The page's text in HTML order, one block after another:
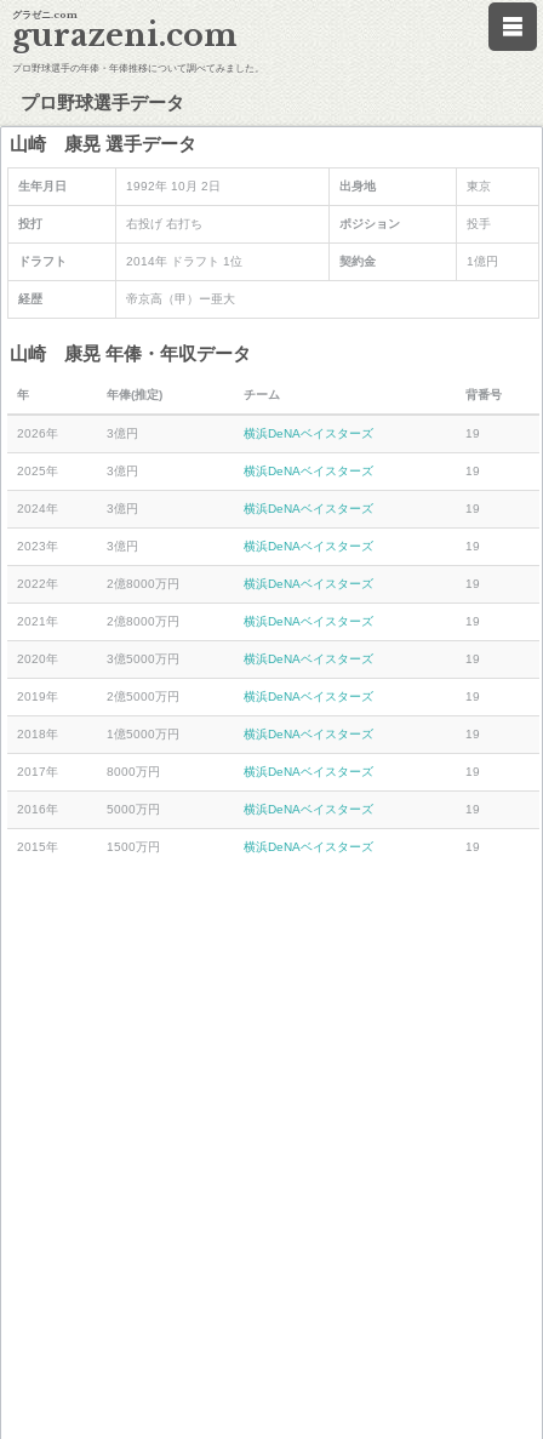
グラゼニ.com
gurazeni.com
プロ野球選手の年俸・年俸推移について調べてみました。
プロ野球選手データ
山崎 康晃 選手データ
生年月日 1992年 10月 2日 出身地 東京
投打 右投げ 右打ち ポジション 投手
ドラフト 2014年 ドラフト 1位 契約金 1億円
経歴 帝京高（甲）ー亜大
山崎 康晃 年俸・年収データ
年 年俸(推定) チーム 背番号
2026年 3億円 横浜DeNAベイスターズ 19
2025年 3億円 横浜DeNAベイスターズ 19
2024年 3億円 横浜DeNAベイスターズ 19
2023年 3億円 横浜DeNAベイスターズ 19
2022年 2億8000万円 横浜DeNAベイスターズ 19
2021年 2億8000万円 横浜DeNAベイスターズ 19
2020年 3億5000万円 横浜DeNAベイスターズ 19
2019年 2億5000万円 横浜DeNAベイスターズ 19
2018年 1億5000万円 横浜DeNAベイスターズ 19
2017年 8000万円 横浜DeNAベイスターズ 19
2016年 5000万円 横浜DeNAベイスターズ 19
2015年 1500万円 横浜DeNAベイスターズ 19